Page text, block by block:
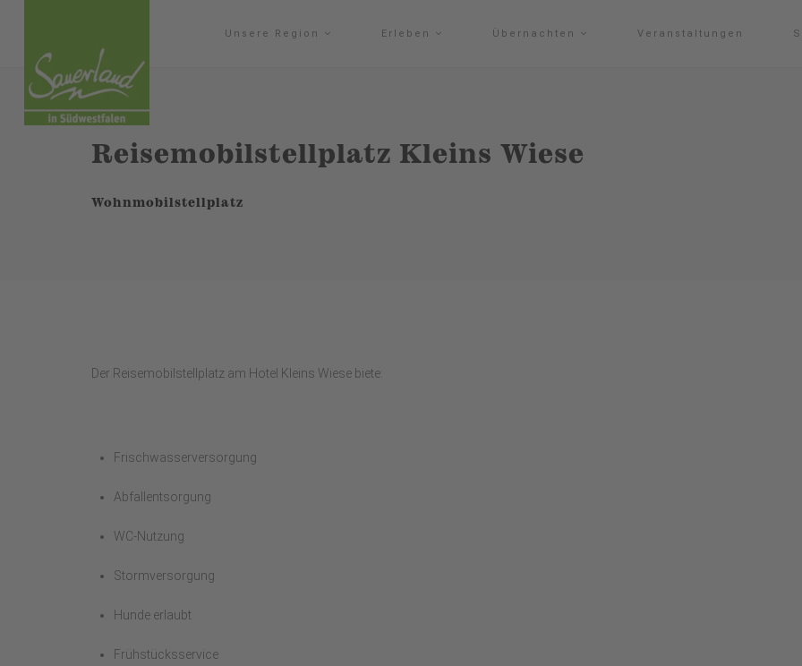
Unsere Region Erleben Übernachten Veranstaltungen
Reisemobilstellplatz Kleins Wiese
Wohnmobilstellplatz
Der Reisemobilstellplatz am Hotel Kleins Wiese biete:
Frischwasserversorgung
Abfallentsorgung
WC-Nutzung
Stormversorgung
Hunde erlaubt
Frühstücksservice